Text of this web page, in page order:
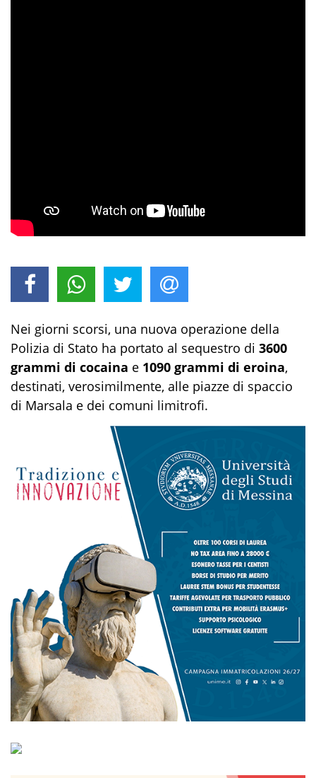
Nei giorni scorsi, una nuova operazione della
Polizia di Stato ha portato al sequestro di 3600
grammi di cocaina e 1090 grammi di eroina,
destinati, verosimilmente, alle piazze di spaccio
di Marsala e dei comuni limitrofi.